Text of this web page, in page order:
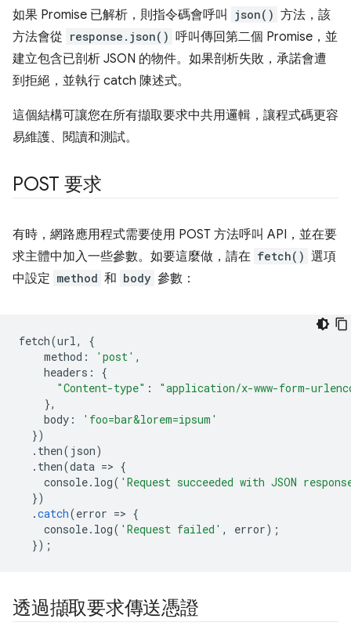
如果 Promise 已解析，則指令碼會呼叫 json() 方法，該
方法會從 response.json() 呼叫傳回第二個 Promise，並
建立包含已剖析 JSON 的物件。如果剖析失敗，承諾會遭
到拒絕，並執行 catch 陳述式。
這個結構可讓您在所有擷取要求中共用邏輯，讓程式碼更容
易維護、閱讀和測試。
POST 要求
有時，網路應用程式需要使用 POST 方法呼叫 API，並在要
求主體中加入一些參數。如要這麼做，請在 fetch() 選項
中設定 method 和 body 參數：
fetch(url,
{
method : 'post' ,
headers :
{
"Content-type" :
"application/x-www-form-
},
body :
'foo=bar&lorem=ipsum'
})
. then( json)
. then(data => {
console. log( 'Request succeeded with JSON
})
.catch(error => {
console. log( 'Request failed' , error);
});
透過擷取要求傳送憑證